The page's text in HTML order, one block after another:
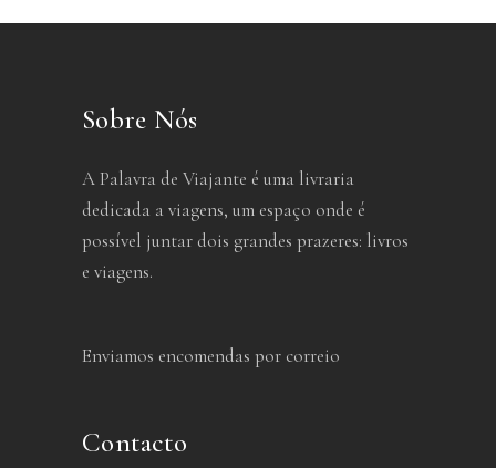
Sobre Nós
A Palavra de Viajante é uma livraria
dedicada a viagens, um espaço onde é
possível juntar dois grandes prazeres: livros
e viagens.
Enviamos encomendas por correio
Contacto